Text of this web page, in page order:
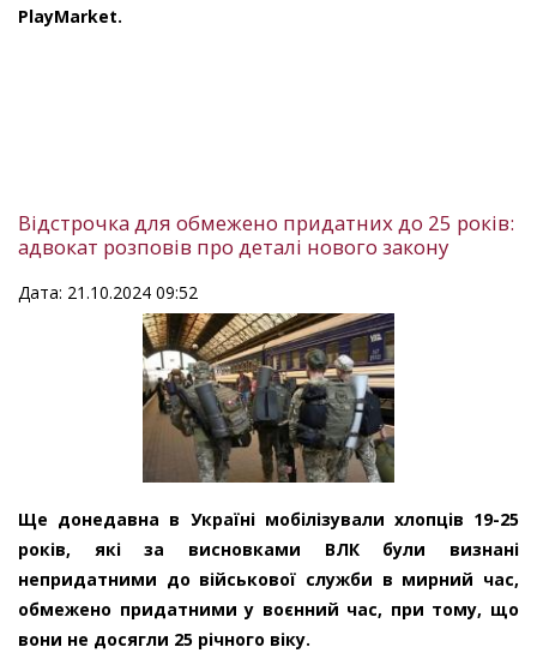
PlayMarket.
Відстрочка для обмежено придатних до 25 років:
адвокат розповів про деталі нового закону
Дата: 21.10.2024 09:52
Ще донедавна в Україні мобілізували хлопців 19-25
років, які за висновками ВЛК були визнані
непридатними до військової служби в мирний час,
обмежено придатними у воєнний час, при тому, що
вони не досягли 25 річного віку.